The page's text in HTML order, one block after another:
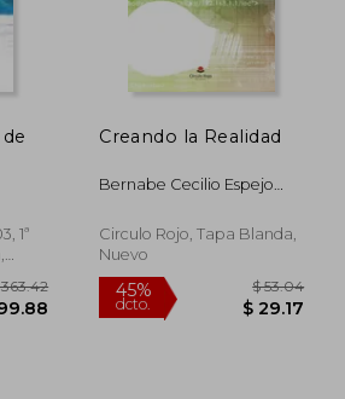
$ 52.51 dcto. $
1ª
Creando la Realidad
Bernabe Cecilio Espejo
Circulo Rojo, Tapa Blanda,
Nuevo